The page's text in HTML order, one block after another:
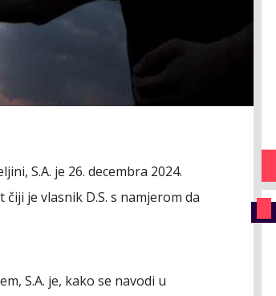
S.A. je 26. decembra 2024.
je vlasnik D.S. s namjerom da
S.A. je, kako se navodi u